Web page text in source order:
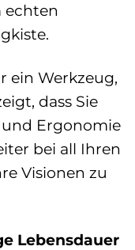
echten
ein Werkzeug,
dass Sie
Ergonomie
bei all Ihren
Visionen zu
Lebensdauer